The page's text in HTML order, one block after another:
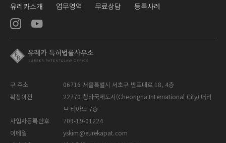
유레카소개 업무영역 무료상담 등록사례
구 주소
06716 서울특별시 서초구 반포대로 18, 4층
확장이전
22770 청라국제도시(Cheongna International City) 더리
브 티아모 7층
사업자등록번호
709-19-01224
이메일
yskim@eurekapat.com